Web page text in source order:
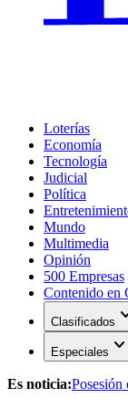
Loterías
Economía
Tecnología
Judicial
Política
Mundo
Multimedia
Opinión
500 Empresas
Contenido en
Clasificados
Especiales expand_more
Es noticia:Posesión